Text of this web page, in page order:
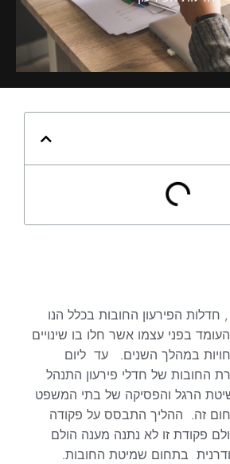
הפירעון החובות בכלל הנו
בפני עצמו אשר חלו בו שינויים
במהלך השנים. עד ליום
הסדרת החובות של חדלי פירעון התנהל
הרגל והפסיקה של בתי המשפט
זה. ההליך התבסס על פקודה
פקודת זו לא נתנה מענה הולם
בתחום שמיטת החובות.